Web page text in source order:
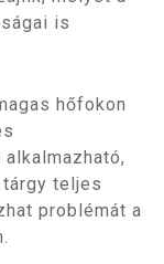
is
hőfokon
teljes
problémát a